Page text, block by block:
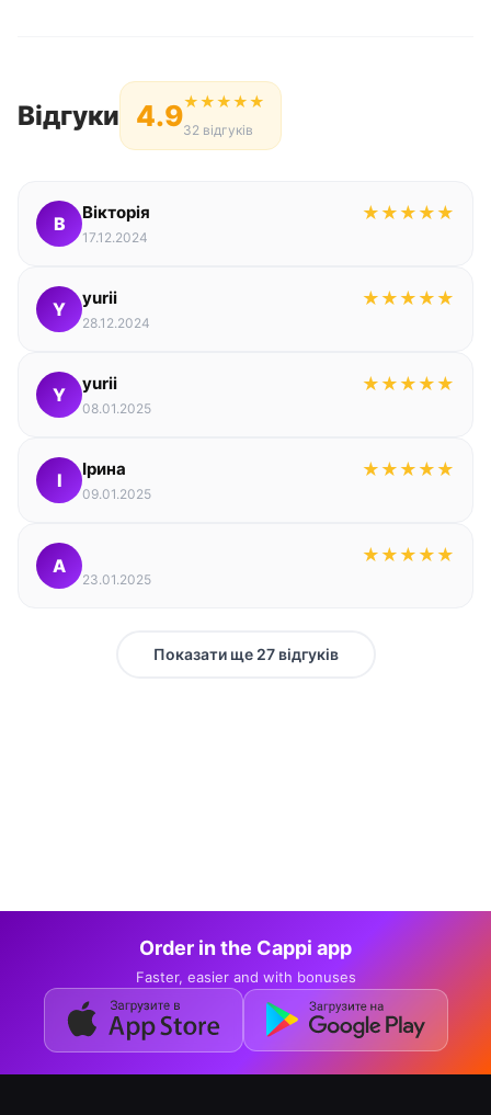
Відгуки 4.9★★★★★
32 відгуків
В
Вікторія ★ ★ ★ ★ ★
17.12.2024
Y
yurii ★ ★ ★ ★ ★
28.12.2024
Y
yurii ★ ★ ★ ★ ★
08.01.2025
І
Ірина ★ ★ ★ ★ ★
09.01.2025
A ★ ★ ★ ★ ★
23.01.2025
Показати ще 27 відгуків
Order in the Cappi app
Faster, easier and with bonuses